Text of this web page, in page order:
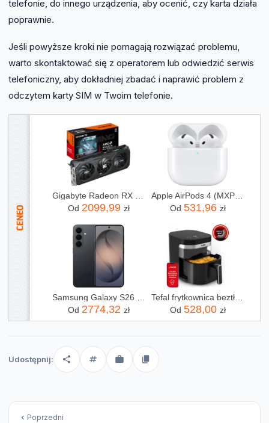
telefonie, do innego urządzenia, aby ocenić, czy karta działa
poprawnie.
Jeśli powyższe kroki nie pomagają rozwiązać problemu,
warto skontaktować się z operatorem lub odwiedzić serwis
telefoniczny, aby dokładniej zbadać i naprawić problem z
odczytem karty SIM w Twoim telefonie.
Gigabyte Radeon RX 9060 XT GAMING OC 16GB GDDR6 FSR (GVR9060XTGAMINGOC16GD)
Od 2099,99 zł
Apple AirPods 4 (MXP63ZM/A)
Od 531,96 zł
Samsung Galaxy S26 SM-S942 12/256GB Czarny
Od 2774,32 zł
Tefal frytkownica beztłuszczowa Air Fryer EY8328 Easy Fry Infrared 7L
Od 528,00 zł
Udostępnij:
Poprzedni